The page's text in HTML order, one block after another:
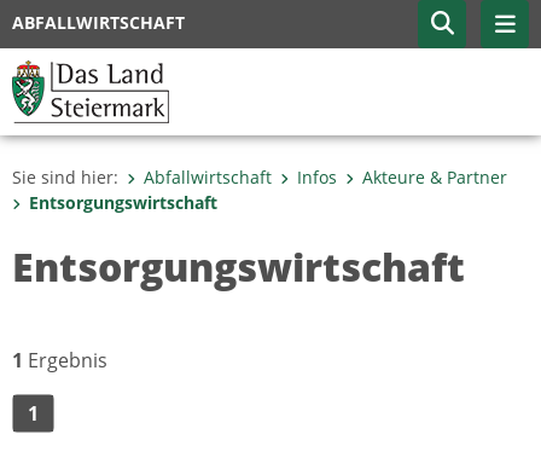
ABFALLWIRTSCHAFT
Sie sind hier: Abfallwirtschaft Infos
Akteure & Partner
Entsorgungswirtschaft
Entsorgungswirtschaft
1 Ergebnis
1